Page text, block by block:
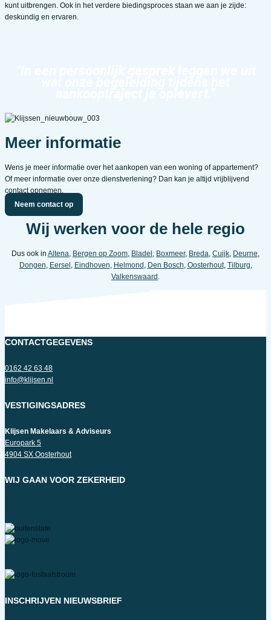
kunt uitbrengen. Ook in het verdere biedingsproces staan we aan je zijde:
deskundig en ervaren.
Meer informatie
Wens je meer informatie over het aankopen van een woning of appartement?
Of meer informatie over onze dienstverlening? Dan kan je altijd vrijblijvend
contact opnemen.
Neem contact op
Wij werken voor de hele regio
Dus ook in Altena, Bergen op Zoom, Bladel , Boxmeer, Breda, Cuijk, Deurne,
Dongen, Eersel , Eindhoven, Helmond , Den Bosch, Oosterhout, Tilburg,
Valkenswaard .
CONTACTGEGEVENS
0162 42 63 48
info@klijsen.nl
VESTIGINGSADRES
Klijsen Makelaars & Adviseurs
Europark 5
4904 SX Oosterhout
WIJ GAAN VOOR ZEKERHEID
INSCHRIJVEN NIEUWSBRIEF